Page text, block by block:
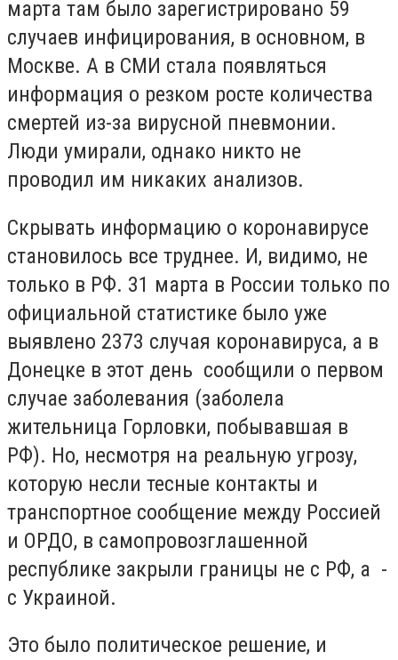
марта там было зарегистрировано 59
случаев инфицирования, в основном, в
Москве. А в СМИ стала появляться
информация о резком росте количества
смертей из-за вирусной пневмонии.
Люди умирали, однако никто не
проводил им никаких анализов.
Скрывать информацию о коронавирусе
становилось все труднее. И, видимо, не
только в РФ. 31 марта в России только по
официальной статистике было уже
выявлено 2373 случая коронавируса, а в
Донецке в этот день сообщили о первом
случае заболевания (заболела
жительница Горловки, побывавшая в
РФ). Но, несмотря на реальную угрозу,
которую несли тесные контакты и
транспортное сообщение между Россией
и ОРДО, в самопровозглашенной
республике закрыли границы не с РФ, а -
с Украиной.
Это было политическое решение, и